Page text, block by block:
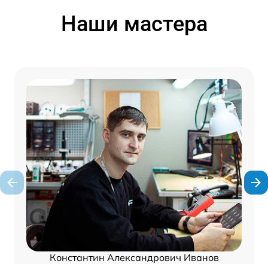
Наши мастера
Константин Александрович Иванов